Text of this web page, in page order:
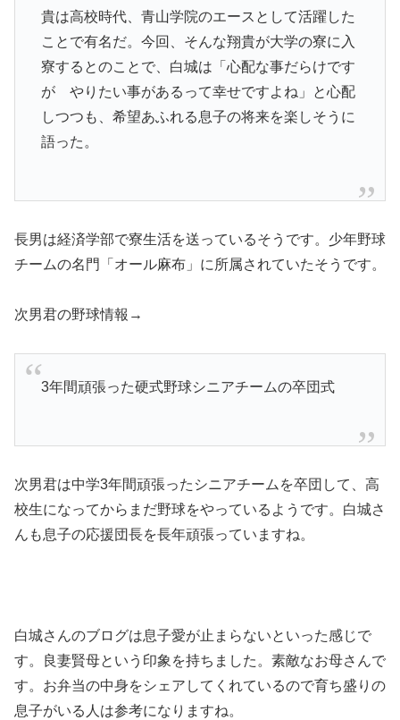
貴は高校時代、青山学院のエースとして活躍した
ことで有名だ。今回、そんな翔貴が大学の寮に入
寮するとのことで、白城は「心配な事だらけです
が やりたい事があるって幸せですよね」と心配
しつつも、希望あふれる息子の将来を楽しそうに
語った。
長男は経済学部で寮生活を送っているそうです。少年野球
チームの名門「オール麻布」に所属されていたそうです。
次男君の野球情報→
3年間頑張った硬式野球シニアチームの卒団式
次男君は中学3年間頑張ったシニアチームを卒団して、高
校生になってからまだ野球をやっているようです。白城さ
んも息子の応援団長を長年頑張っていますね。
白城さんのブログは息子愛が止まらないといった感じで
す。良妻賢母という印象を持ちました。素敵なお母さんで
す。お弁当の中身をシェアしてくれているので育ち盛りの
息子がいる人は参考になりますね。